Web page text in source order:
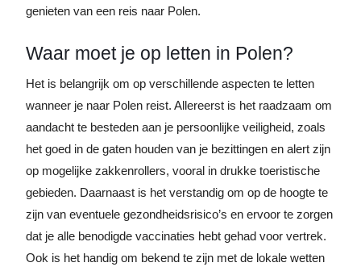
genieten van een reis naar Polen.
Waar moet je op letten in Polen?
Het is belangrijk om op verschillende aspecten te letten
wanneer je naar Polen reist. Allereerst is het raadzaam om
aandacht te besteden aan je persoonlijke veiligheid, zoals
het goed in de gaten houden van je bezittingen en alert zijn
op mogelijke zakkenrollers, vooral in drukke toeristische
gebieden. Daarnaast is het verstandig om op de hoogte te
zijn van eventuele gezondheidsrisico’s en ervoor te zorgen
dat je alle benodigde vaccinaties hebt gehad voor vertrek.
Ook is het handig om bekend te zijn met de lokale wetten